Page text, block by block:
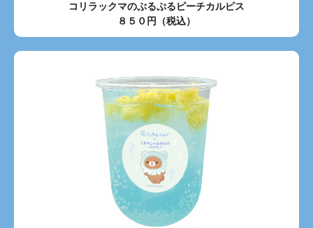
コリラックマのぷるぷるピーチカルピス
８５０円（税込）